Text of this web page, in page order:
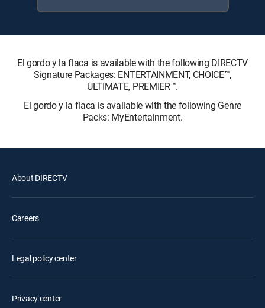
El gordo y la flaca is available with the following DIRECTV
Signature Packages: ENTERTAINMENT, CHOICE™,
ULTIMATE, PREMIER™.
El gordo y la flaca is available with the following Genre
Packs: MyEntertainment.
About DIRECTV
Careers
Legal policy center
Privacy center